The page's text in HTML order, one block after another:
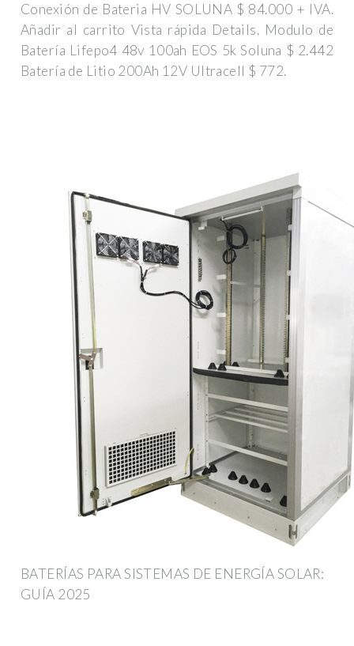
Conexión de Bateria HV SOLUNA $ 84.000 + IVA.
Añadir al carrito Vista rápida Details. Modulo de
Batería Lifepo4 48v 100ah EOS 5k Soluna $ 2.442
Batería de Litio 200Ah 12V Ultracell $ 772.
BATERÍAS PARA SISTEMAS DE ENERGÍA SOLAR:
GUÍA 2025